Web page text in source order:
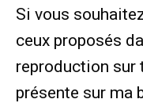
Si vous
ceux proposés
reproduction sur
présente sur ma